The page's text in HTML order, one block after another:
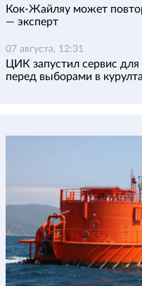
Кок-Жайляу может
— эксперт
07 августа, 12:31
ЦИК запустил сервис для
перед выборами в